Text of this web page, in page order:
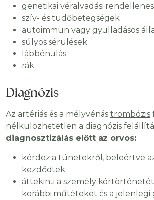
genetikai véralvadási
szív- és tüdőbetegségek
autoimmun vagy gyulladásos
súlyos sérülések
lábbénulás
rák
Diagnózis
Az artériás és a mélyvénás trombózis
nélkülözhetetlen a diagnózis
diagnosztizálás előtt az orvos:
kérdez a tünetekről, beleértve
kezdődtek
áttekinti a személy
korábbi műtéteket és a jelenlegi